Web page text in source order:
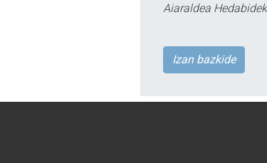
Aiaraldea
Izan bazkide